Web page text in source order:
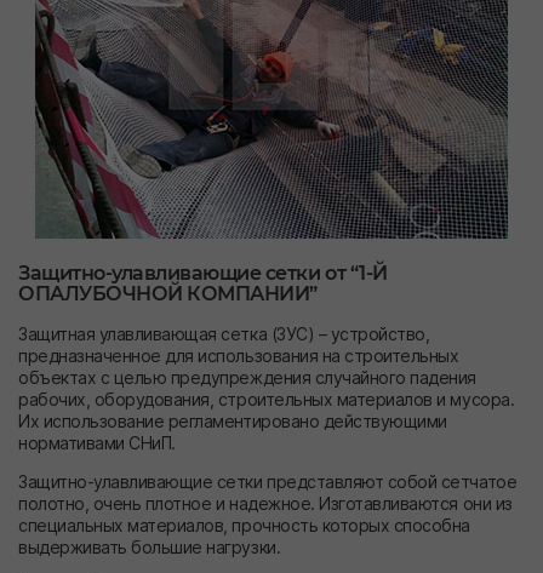
Защитно-улавливающие сетки от “1-Й
ОПАЛУБОЧНОЙ КОМПАНИИ”
Защитная улавливающая сетка (ЗУС) – устройство,
предназначенное для использования на строительных
объектах с целью предупреждения случайного падения
рабочих, оборудования, строительных материалов и мусора.
Их использование регламентировано действующими
нормативами СНиП.
Защитно-улавливающие сетки представляют собой сетчатое
полотно, очень плотное и надежное. Изготавливаются они из
специальных материалов, прочность которых способна
выдерживать большие нагрузки.